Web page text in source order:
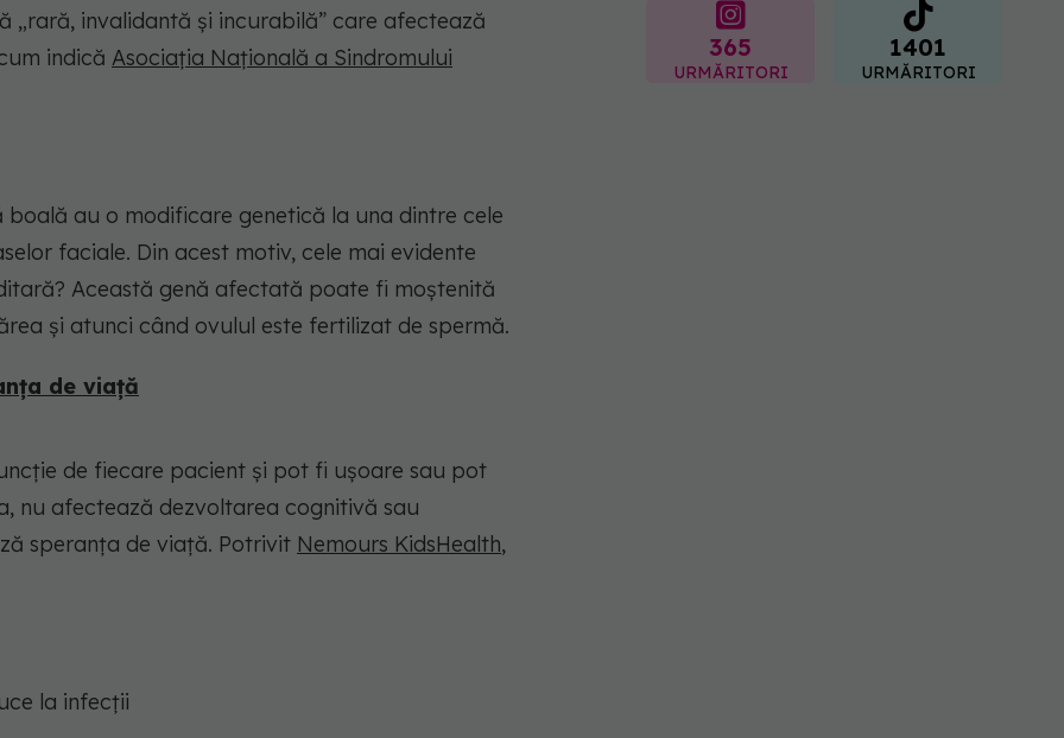
invalidantă și incurabilă” care afectează
indică Asociația Națională a Sindromului
au o modificare genetică la una dintre cele
faciale. Din acest motiv, cele mai evidente
Această genă afectată poate fi moștenită
și atunci când ovulul este fertilizat de spermă.
de viață
de fiecare pacient și pot fi ușoare sau pot
nu afectează dezvoltarea cognitivă sau
speranța de viață. Potrivit Nemours KidsHealth,
la infecții
365
URMĂRITORI
1401
URMĂRITORI